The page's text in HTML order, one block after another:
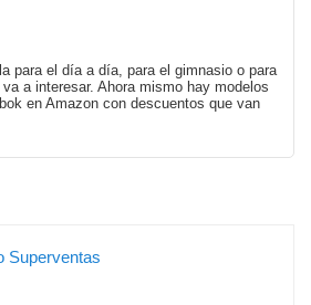
para el día a día, para el gimnasio o para
a interesar. Ahora mismo hay modelos
en Amazon con descuentos que van
Superventas